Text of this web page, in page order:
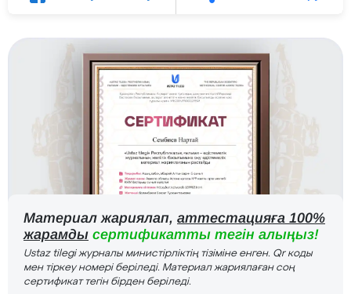
Материал жариялап, аттестацияға 100%
жарамды сертификатты тегін алыңыз!
Ustaz tilegi журналы министірліктің тізіміне енген. Qr коды
мен тіркеу номері беріледі. Материал жариялаған соң
сертификат тегін бірден беріледі.